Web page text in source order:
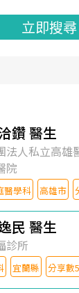
立即搜尋
鑽 醫生
法人私立高雄
院
醫學科 高雄市
民 醫生
診所
宜蘭縣 分享數